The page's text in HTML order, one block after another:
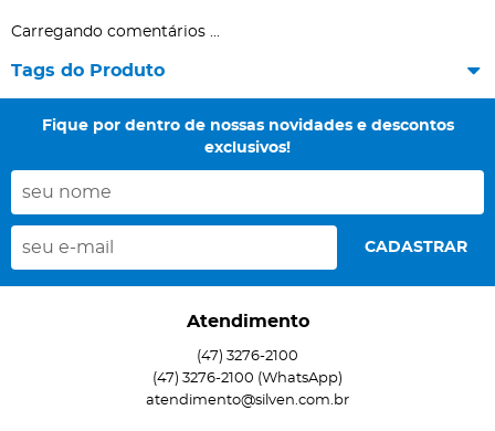
Carregando comentários ...
Tags do Produto
Fique por dentro de nossas novidades e descontos
exclusivos!
CADASTRAR
Atendimento
(47) 3276-2100
(47) 3276-2100 (WhatsApp)
atendimento@silven.com.br